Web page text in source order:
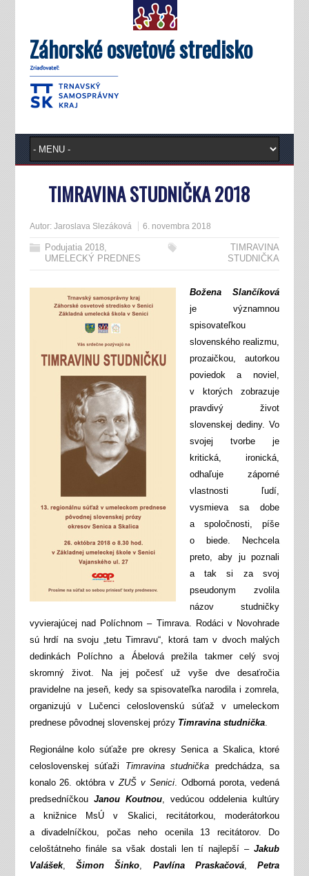
Záhorské osvetové stredisko
TIMRAVINA STUDNIČKA 2018
Autor: Jaroslava Slezáková 6. novembra 2018
Podujatia 2018,
UMELECKÝ PREDNES
TIMRAVINA
STUDNIČKA
Božena Slančíková
je významnou
spisovateľkou
slovenského realizmu,
prozaičkou, autorkou
poviedok a noviel,
v ktorých zobrazuje
pravdivý život
slovenskej dediny. Vo
svojej tvorbe je
kritická, ironická,
odhaľuje záporné
vlastnosti ľudí,
vysmieva sa dobe
a spoločnosti, píše
o biede. Nechcela
preto, aby ju poznali
a tak si za svoj
pseudonym zvolila
názov studničky
vyvierajúcej nad Políchnom – Timrava. Rodáci v Novohrade
sú hrdí na svoju „tetu Timravu“, ktorá tam v dvoch malých
dedinkách Políchno a Ábelová prežila takmer celý svoj
skromný život. Na jej počesť už vyše dve desaťročia
pravidelne na jeseň, kedy sa spisovateľka narodila i zomrela,
organizujú v Lučenci celoslovenskú súťaž v umeleckom
prednese pôvodnej slovenskej prózy Timravina studnička.
Regionálne kolo súťaže pre okresy Senica a Skalica, ktoré
celoslovenskej súťaži Timravina studnička predchádza, sa
konalo 26. októbra vZUŠ v Senici. Odborná porota, vedená
predsedníčkou Janou Koutnou, vedúcou oddelenia kultúry
a knižnice MsÚ v Skalici, recitátorkou, moderátorkou
a divadelníčkou, počas neho ocenila 13 recitátorov. Do
celoštátneho finále sa však dostali len tí najlepší –Jakub
Valášek, Šimon Šinko, Pavlína Praskačová,Petra